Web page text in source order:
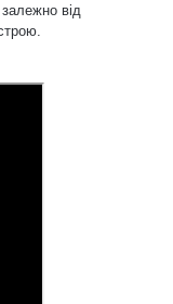
від